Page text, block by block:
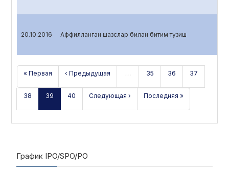
20.10.2016 Аффилланган шазслар билан битим тузиш
« Первая ‹ Предыдущая … 35 36 37
38 39 40 Следующая › Последняя »
График IPO/SPO/PO